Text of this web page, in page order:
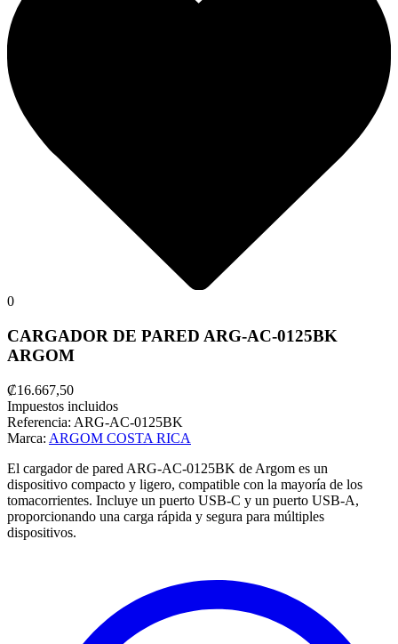
0
CARGADOR DE PARED ARG-AC-0125BK
ARGOM
₡16.667,50
Impuestos incluidos
Referencia: ARG-AC-0125BK
Marca: ARGOM COSTA RICA
El cargador de pared ARG-AC-0125BK de Argom es un
dispositivo compacto y ligero, compatible con la mayoría de los
tomacorrientes. Incluye un puerto USB-C y un puerto USB-A,
proporcionando una carga rápida y segura para múltiples
dispositivos.